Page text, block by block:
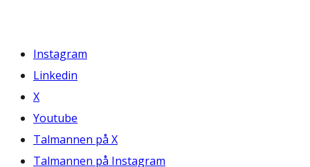
Instagram
Linkedin
X
Youtube
Talmannen på X
Talmannen på Instagram